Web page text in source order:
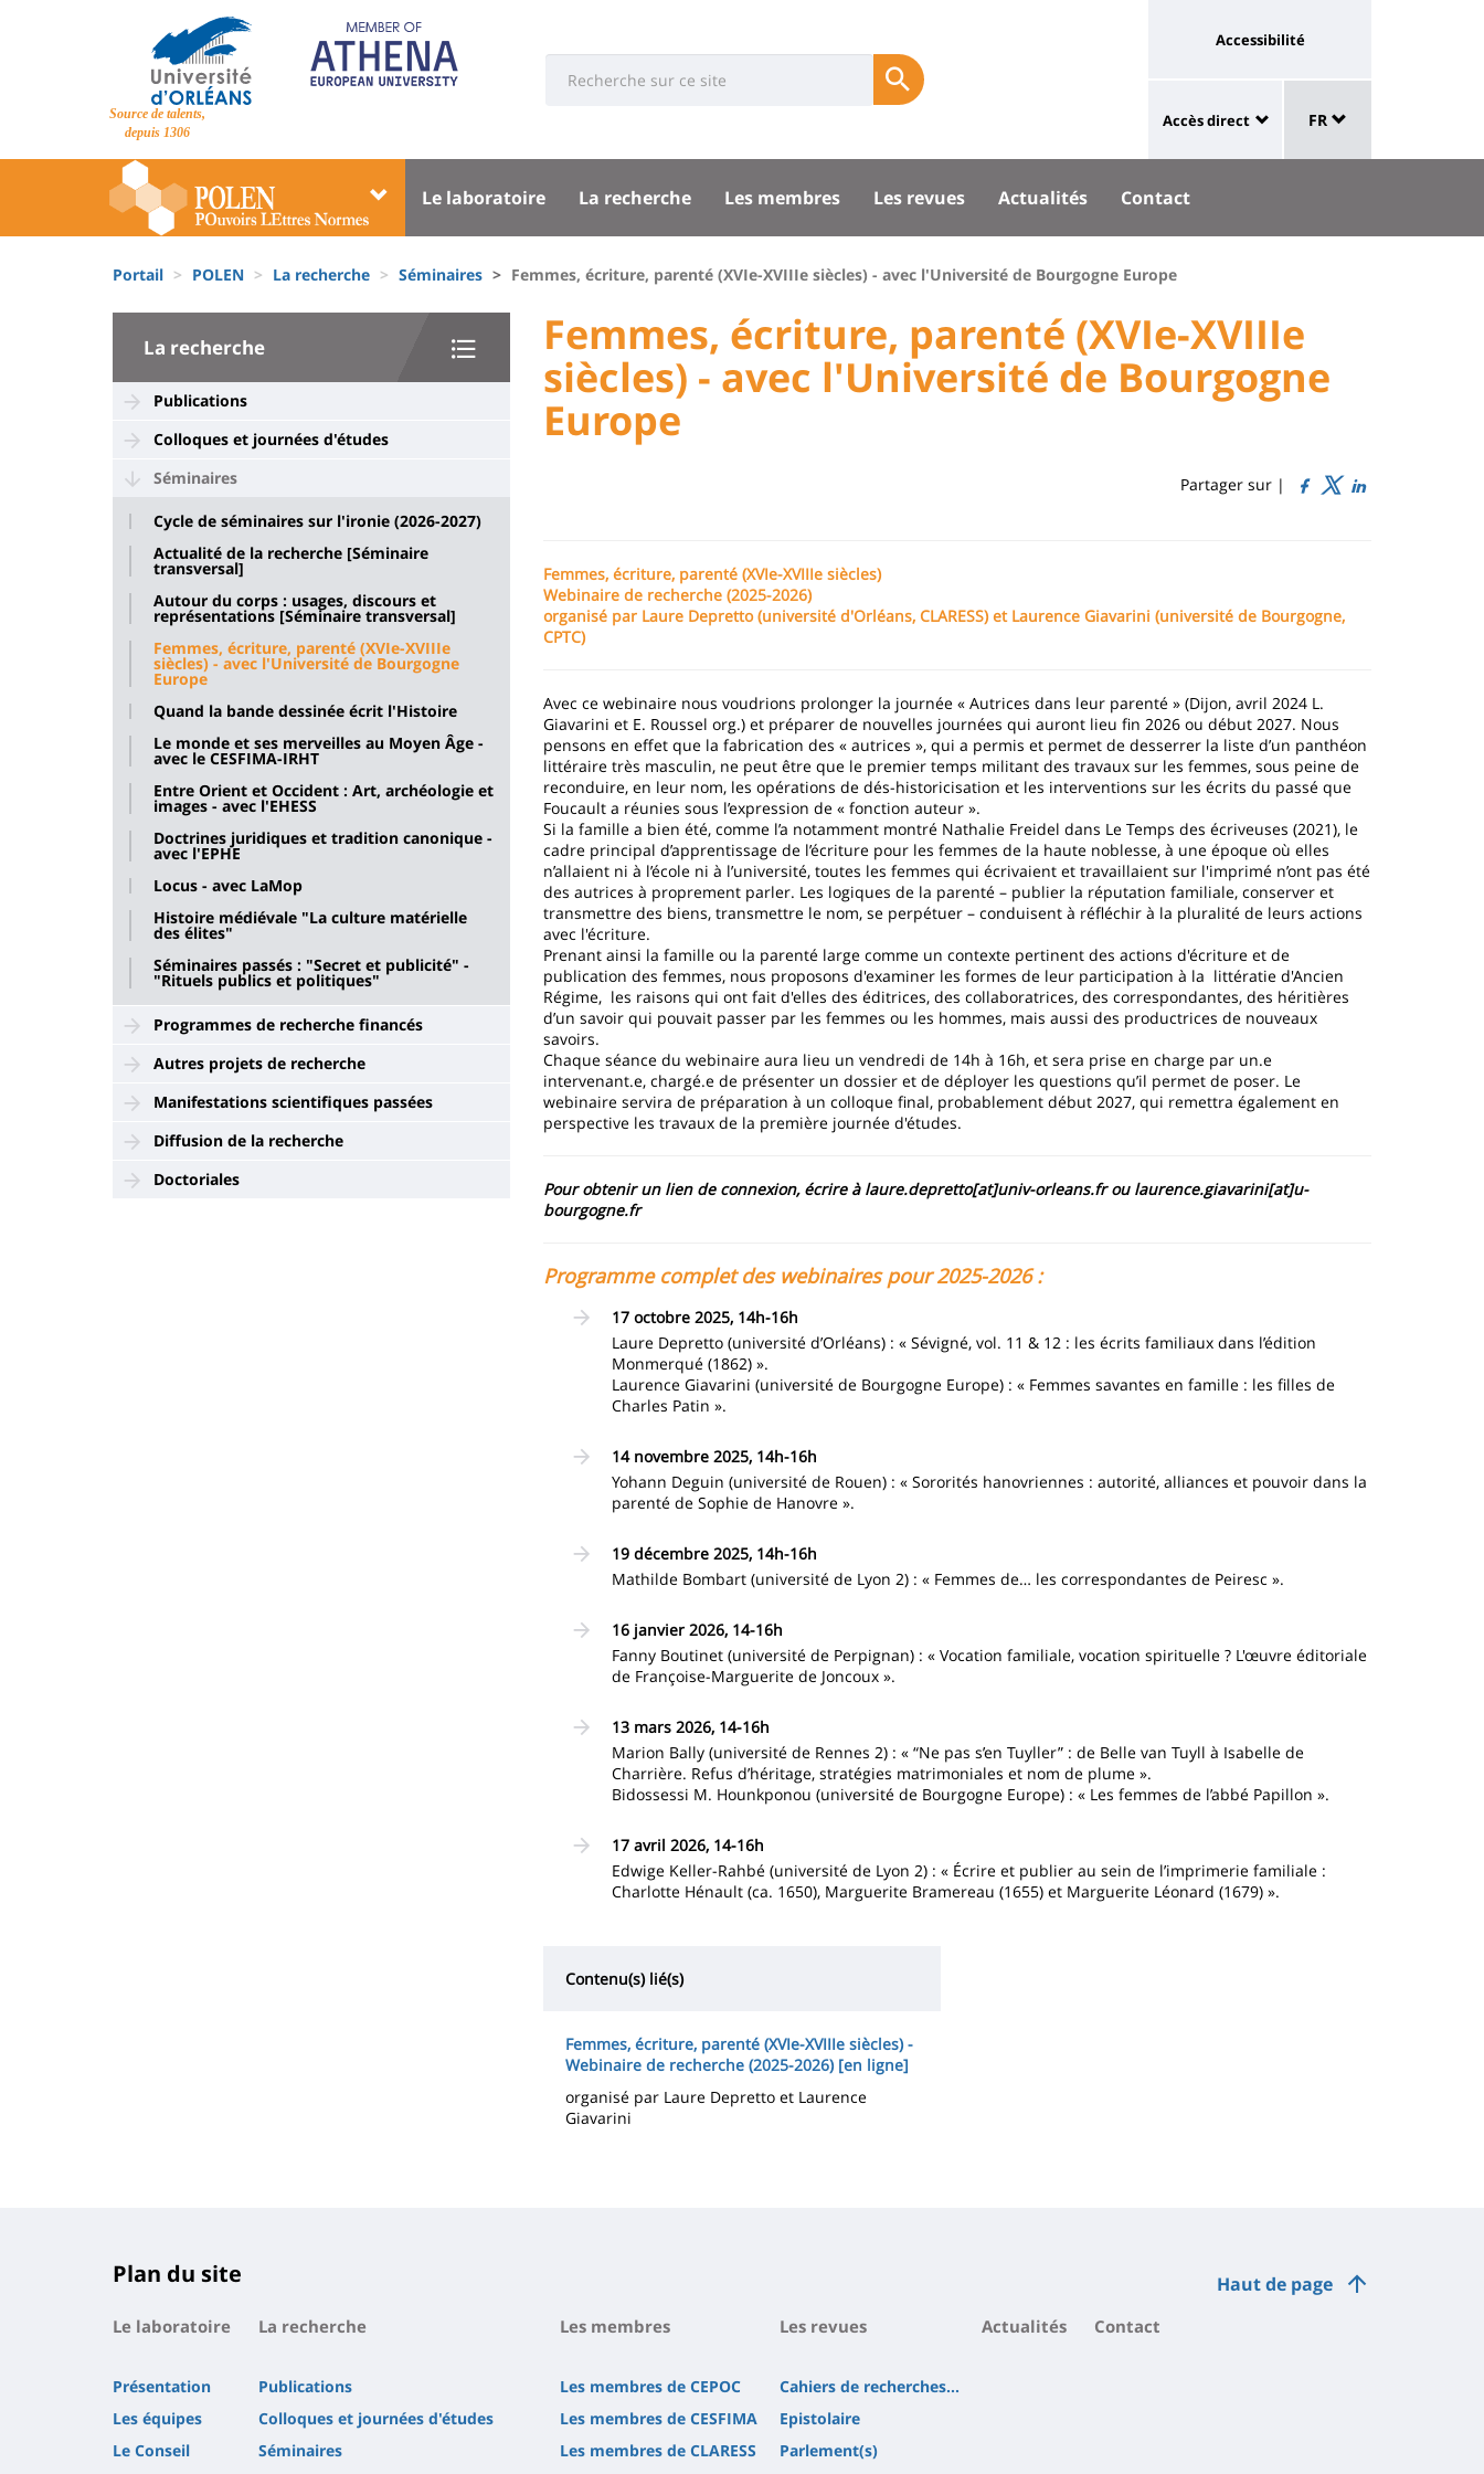
Site
Source de talents,
depuis 1306
Université
Soumettre
Réseaux
Université
lien
vers
page
accessibilité
Accessibilité
University
:
links
Accès direct de
langue
FR
Université
Block
liste
des
composantes
Menu
principal
Le laboratoire La recherche Les membres Les revues Actualités Contact
d'Ariane
Portail POLEN La recherche Séminaires Femmes, écriture, parenté (XVIe-XVIIIe siècles) - avec l'Université de Bourgogne Europe
University
Sidebar
La recherche
Publications
Colloques et journées d'études
Séminaires
Cycle de séminaires sur l'ironie (2026-2027)
Actualité de la recherche [Séminaire
transversal]
Autour du corps : usages, discours et
représentations [Séminaire transversal]
Femmes, écriture, parenté (XVIe-XVIIIe
siècles) - avec l'Université de Bourgogne
Europe
Quand la bande dessinée écrit l'Histoire
Le monde et ses merveilles au Moyen Âge -
avec le CESFIMA-IRHT
Entre Orient et Occident : Art, archéologie et
images - avec l'EHESS
Doctrines juridiques et tradition canonique -
avec l'EPHE
Locus - avec LaMop
Histoire médiévale "La culture matérielle
des élites"
Séminaires passés : "Secret et publicité" -
"Rituels publics et politiques"
Programmes de recherche financés
Autres projets de recherche
Manifestations scientifiques passées
Diffusion de la recherche
Doctoriales
University
:
Main
content
Titre
de
Femmes, écriture, parenté (XVIe-XVIIIe
siècles) - avec l'Université de Bourgogne
Europe
Partager sur |
de
la
page
Femmes, écriture, parenté (XVIe-XVIIIe siècles)
Webinaire de recherche (2025-2026)
organisé par Laure Depretto (université d'Orléans, CLARESS) et Laurence Giavarini (université de Bourgogne,
CPTC)
Avec ce webinaire nous voudrions prolonger la journée « Autrices dans leur parenté » (Dijon, avril 2024 L.
Giavarini et E. Roussel org.) et préparer de nouvelles journées qui auront lieu fin 2026 ou début 2027. Nous
pensons en effet que la fabrication des « autrices », qui a permis et permet de desserrer la liste d’un panthéon
littéraire très masculin, ne peut être que le premier temps militant des travaux sur les femmes, sous peine de
reconduire, en leur nom, les opérations de dés-historicisation et les interventions sur les écrits du passé que
Foucault a réunies sous l’expression de « fonction auteur ».
Si la famille a bien été, comme l’a notamment montré Nathalie Freidel dans Le Temps des écriveuses (2021), le
cadre principal d’apprentissage de l’écriture pour les femmes de la haute noblesse, à une époque où elles
n’allaient ni à l’école ni à l’université, toutes les femmes qui écrivaient et travaillaient sur l'imprimé n’ont pas été
des autrices à proprement parler. Les logiques de la parenté – publier la réputation familiale, conserver et
transmettre des biens, transmettre le nom, se perpétuer – conduisent à réfléchir à la pluralité de leurs actions
avec l'écriture.
Prenant ainsi la famille ou la parenté large comme un contexte pertinent des actions d'écriture et de
publication des femmes, nous proposons d'examiner les formes de leur participation à la littératie d'Ancien
Régime, les raisons qui ont fait d'elles des éditrices, des collaboratrices, des correspondantes, des héritières
d’un savoir qui pouvait passer par les femmes ou les hommes, mais aussi des productrices de nouveaux
savoirs.
Chaque séance du webinaire aura lieu un vendredi de 14h à 16h, et sera prise en charge par un.e
intervenant.e, chargé.e de présenter un dossier et de déployer les questions qu’il permet de poser. Le
webinaire servira de préparation à un colloque final, probablement début 2027, qui remettra également en
perspective les travaux de la première journée d'études.
Pour obtenir un lien de connexion, écrire à laure.depretto[at]univ-orleans.fr ou laurence.giavarini[at]u-
bourgogne.fr
Programme complet des webinaires pour 2025-2026 :
17 octobre 2025, 14h-16h
Laure Depretto (université d’Orléans) : « Sévigné, vol. 11 & 12 : les écrits familiaux dans l’édition
Monmerqué (1862) ».
Laurence Giavarini (université de Bourgogne Europe) : « Femmes savantes en famille : les filles de
Charles Patin ».
14 novembre 2025, 14h-16h
Yohann Deguin (université de Rouen) : « Sororités hanovriennes : autorité, alliances et pouvoir dans la
parenté de Sophie de Hanovre ».
19 décembre 2025, 14h-16h
Mathilde Bombart (université de Lyon 2) : « Femmes de… les correspondantes de Peiresc ».
16 janvier 2026, 14-16h
Fanny Boutinet (université de Perpignan) : « Vocation familiale, vocation spirituelle ? L'œuvre éditoriale
de Françoise-Marguerite de Joncoux ».
13 mars 2026, 14-16h
Marion Bally (université de Rennes 2) : « “Ne pas s’en Tuyller” : de Belle van Tuyll à Isabelle de
Charrière. Refus d’héritage, stratégies matrimoniales et nom de plume ».
Bidossessi M. Hounkponou (université de Bourgogne Europe) : « Les femmes de l’abbé Papillon ».
17 avril 2026, 14-16h
Edwige Keller-Rahbé (université de Lyon 2) : « Écrire et publier au sein de l’imprimerie familiale :
Charlotte Hénault (ca. 1650), Marguerite Bramereau (1655) et Marguerite Léonard (1679) ».
Contenu(s) lié(s)
Femmes, écriture, parenté (XVIe-XVIIIe siècles) -
Webinaire de recherche (2025-2026) [en ligne]
organisé par Laure Depretto et Laurence
Giavarini
Haut de page
Plan du site
Le laboratoire
Présentation
Les équipes
Le Conseil
La recherche
Publications
Colloques et journées d'études
Séminaires
Les membres
Les membres de CEPOC
Les membres de CESFIMA
Les membres de CLARESS
Les revues
Cahiers de recherches...
Epistolaire
Parlement(s)
Actualités Contact